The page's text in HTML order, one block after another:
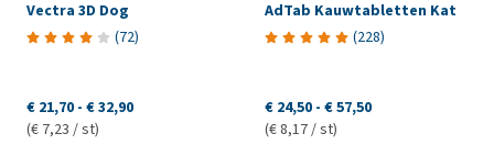
Vectra 3D Dog
(72)
€ 21,70 - € 32,90
(€ 7,23 / st)
AdTab Kauwtabletten Kat
(228)
€ 24,50 - € 57,50
(€ 8,17 / st)